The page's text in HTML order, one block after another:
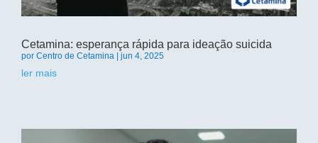
Cetamina: esperança rápida para ideação suicida
por Centro de Cetamina jun 4, 2025
ler mais